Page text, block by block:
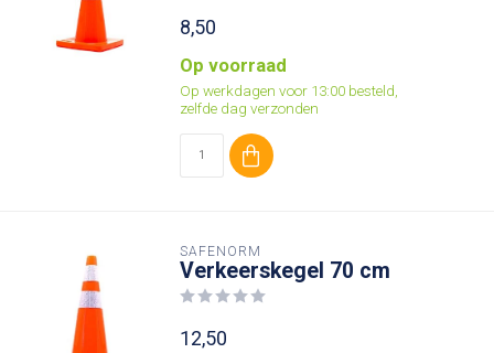
8,50
Op voorraad
Op werkdagen voor 13:00 besteld,
zelfde dag verzonden
SAFENORM
Verkeerskegel 70 cm
12,50